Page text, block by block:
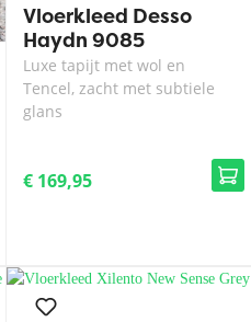
Vloerkleed Desso
Haydn 9085
Luxe tapijt met wol en
Tencel, zacht met subtiele
glans
€ 169,95